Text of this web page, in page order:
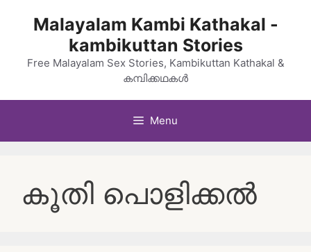
Malayalam Kambi Kathakal -
kambikuttan Stories
Free Malayalam Sex Stories, Kambikuttan Kathakal &
കമ്പിക്കഥകൾ
Menu
കൂതി പൊളിക്കൽ